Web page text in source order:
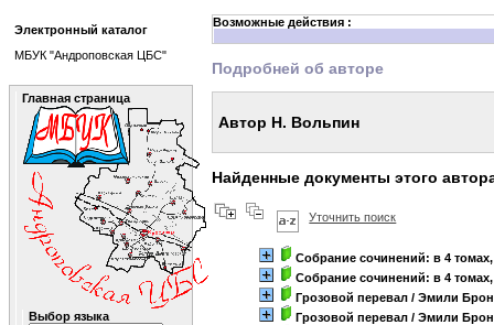
Возможные действия :
Подробней об авторе
Автор Н. Вольпин
Найденные документы этого
Уточнить поиск
Собрание сочинений: в 4
Собрание сочинений: в 4
Грозовой перевал / Эмили
Грозовой перевал / Эмили
Электронный каталог
МБУК "Андроповская ЦБС"
Главная страница
Выбор языка